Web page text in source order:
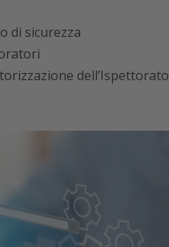
di sicurezza
dell’Ispettorato